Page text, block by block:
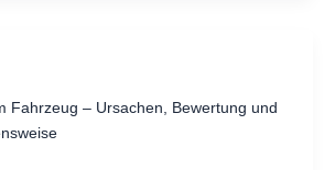
Fahrzeug – Ursachen, Bewertung und